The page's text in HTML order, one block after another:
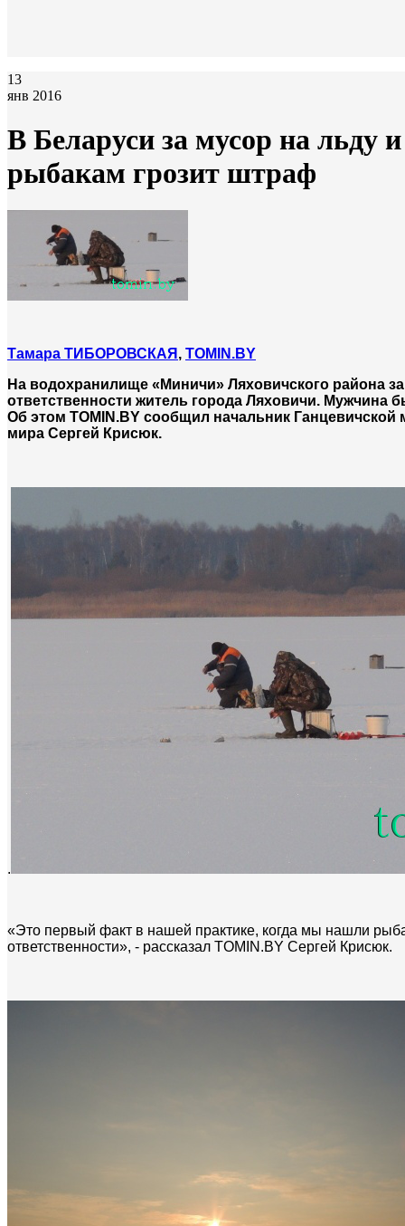
13
янв 2016
В Беларуси за мусор на льду
рыбакам грозит штраф
Тамара ТИБОРОВСКАЯ , TOMIN.BY
На водохранилище «Миничи» Ляховичского района
ответственности житель города Ляховичи.
Об этом TOMIN.BY сообщил начальник
мира Сергей Крисюк.
.
«Это первый факт в нашей практике, когда мы нашли
ответственности», - рассказал TOMIN.BY Сергей Крисюк.